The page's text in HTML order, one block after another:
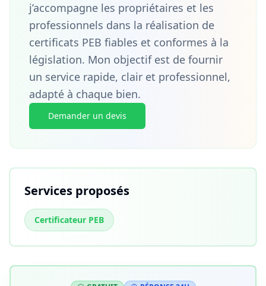
j’accompagne les propriétaires et les
professionnels dans la réalisation de
certificats PEB fiables et conformes à la
législation. Mon objectif est de fournir
un service rapide, clair et professionnel,
adapté à chaque bien.
Demander un devis
Services proposés
Certificateur PEB